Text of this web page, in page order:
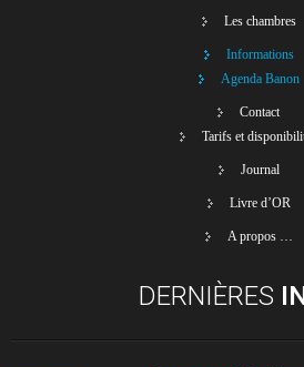
Les chambres
Informations
Agenda Banon
Contact
Tarifs et
Journal
Livre d’OR
A propos …
DERNIÈRES